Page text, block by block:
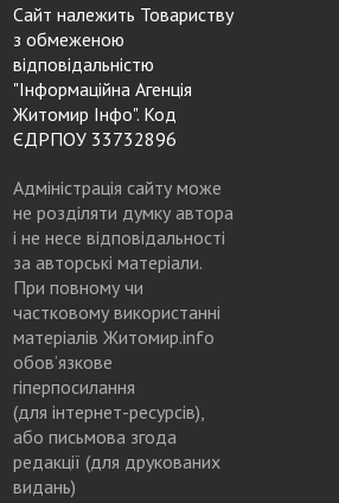
Сайт належить Товариству
з обмеженою
відповідальністю
"Інформаційна Агенція
Житомир Інфо". Код
ЄДРПОУ 33732896
Адміністрація сайту може
не розділяти думку автора
і не несе відповідальності
за авторські матеріали.
При повному чи
частковому використанні
матеріалів Житомир.info
обов’язкове
гіперпосилання
(для інтернет-ресурсів),
або письмова згода
редакції (для друкованих
видань)